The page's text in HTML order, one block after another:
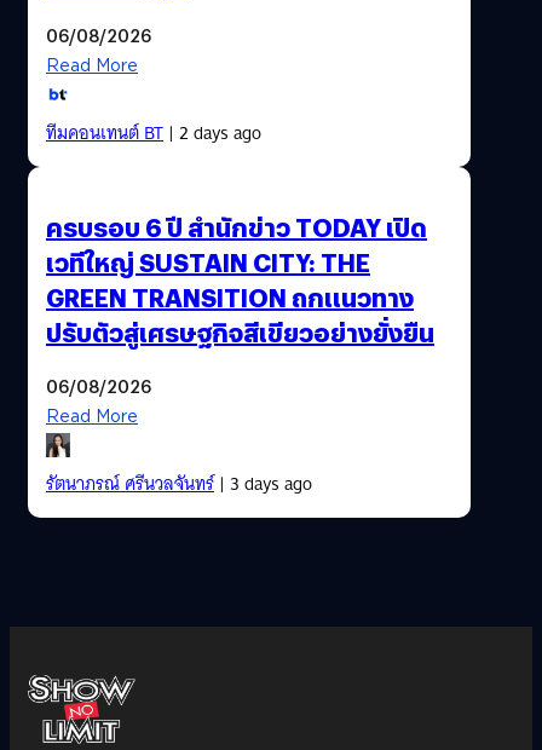
06/08/2026
Read More
ทีมคอนเทนต์ BT| 2 days ago
ครบรอบ 6 ปี สำนักข่าว TODAY เปิด
เวทีใหญ่ SUSTAIN CITY: THE
GREEN TRANSITION ถกแนวทาง
ปรับตัวสู่เศรษฐกิจสีเขียวอย่างยั่งยืน
06/08/2026
Read More
รัตนาภรณ์ ศรีนวลจันทร์| 3 days ago